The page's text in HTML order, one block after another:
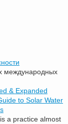
международных
& Expanded
to Solar Water
a practice almost